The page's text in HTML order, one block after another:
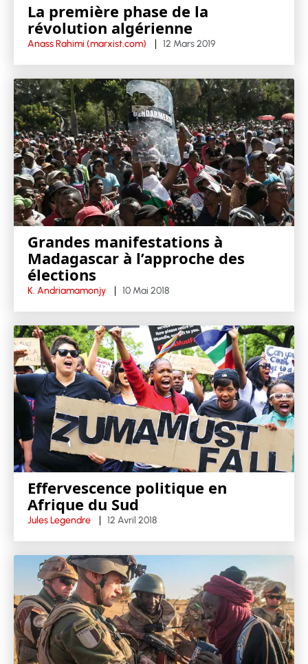
La première phase de la
révolution algérienne
Anass Rahimi (marxist.com) 12 Mars 2019
Grandes manifestations à
Madagascar à l’approche des
élections
K. Andriamamonjy 10 Mai 2018
Effervescence politique en
Afrique du Sud
Jules Legendre 12 Avril 2018